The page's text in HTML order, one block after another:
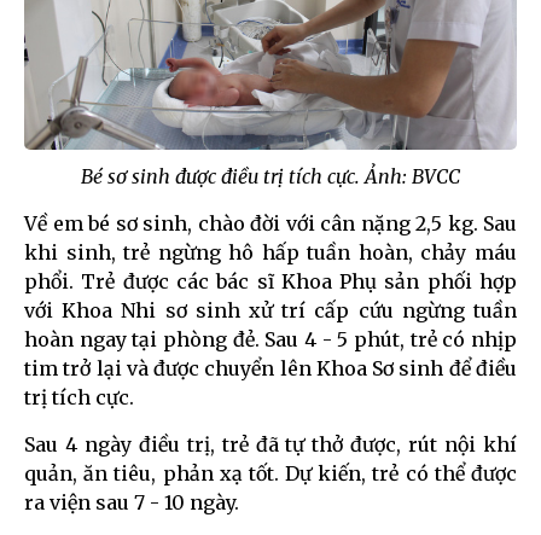
Bé sơ sinh được điều trị tích cực. Ảnh: BVCC
Về em bé sơ sinh, chào đời với cân nặng 2,5 kg. Sau
khi sinh, trẻ ngừng hô hấp tuần hoàn, chảy máu
phổi. Trẻ được các bác sĩ Khoa Phụ sản phối hợp
với Khoa Nhi sơ sinh xử trí cấp cứu ngừng tuần
hoàn ngay tại phòng đẻ. Sau 4 - 5 phút, trẻ có nhịp
tim trở lại và được chuyển lên Khoa Sơ sinh để điều
trị tích cực.
Sau 4 ngày điều trị, trẻ đã tự thở được, rút nội khí
quản, ăn tiêu, phản xạ tốt. Dự kiến, trẻ có thể được
ra viện sau 7 - 10 ngày.